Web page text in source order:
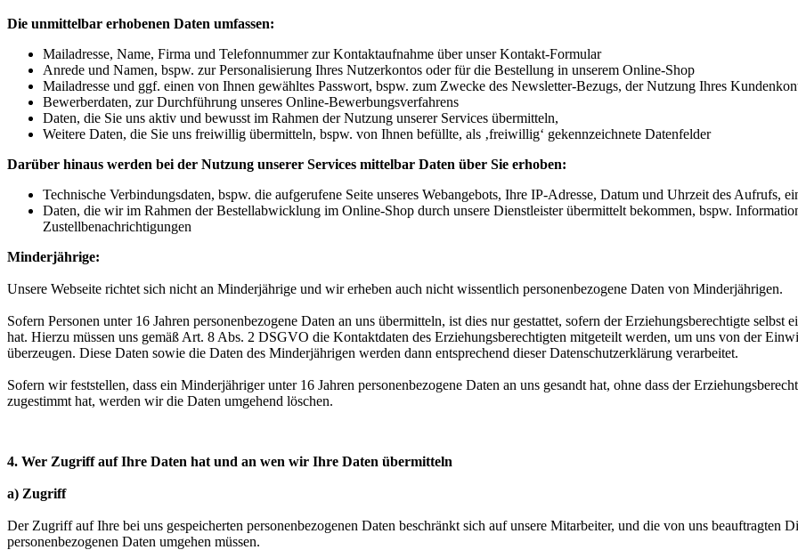
Die unmittelbar erhobenen Daten umfassen:
Mailadresse, Name, Firma und Telefonnummer zur Kontaktaufnahme über unser Kontakt-Formular
Anrede und Namen, bspw. zur Personalisierung Ihres Nutzerkontos oder für die Bestellung in unserem Online-Shop
Mailadresse und ggf. einen von Ihnen gewähltes Passwort, bspw. zum Zwecke des Newsletter-Bezugs, der Nutzung Ihres
Bewerberdaten, zur Durchführung unseres Online-Bewerbungsverfahrens
Daten, die Sie uns aktiv und bewusst im Rahmen der Nutzung unserer Services übermitteln,
Weitere Daten, die Sie uns freiwillig übermitteln, bspw. von Ihnen befüllte, als ‚freiwillig‘ gekennzeichnete Datenfelder
Darüber hinaus werden bei der Nutzung unserer Services mittelbar Daten über Sie erhoben:
Technische Verbindungsdaten, bspw. die aufgerufene Seite unseres Webangebots, Ihre IP-Adresse, Datum und Uhrzeit des Aufrufs,
Daten, die wir im Rahmen der Bestellabwicklung im Online-Shop durch unsere Dienstleister übermittelt bekommen, bspw.
Zustellbenachrichtigungen
Minderjährige:
Unsere Webseite richtet sich nicht an Minderjährige und wir erheben auch nicht wissentlich personenbezogene Daten von Minderjährigen.
Sofern Personen unter 16 Jahren personenbezogene Daten an uns übermitteln, ist dies nur gestattet, sofern der Erziehungsberechtigte
hat. Hierzu müssen uns gemäß Art. 8 Abs. 2 DSGVO die Kontaktdaten des Erziehungsberechtigten mitgeteilt werden, um uns von der
überzeugen. Diese Daten sowie die Daten des Minderjährigen werden dann entsprechend dieser Datenschutzerklärung verarbeitet.
Sofern wir feststellen, dass ein Minderjähriger unter 16 Jahren personenbezogene Daten an uns gesandt hat, ohne dass der
zugestimmt hat, werden wir die Daten umgehend löschen.
4. Wer Zugriff auf Ihre Daten hat und an wen wir Ihre Daten übermitteln
a) Zugriff
Der Zugriff auf Ihre bei uns gespeicherten personenbezogenen Daten beschränkt sich auf unsere Mitarbeiter, und die von uns beauftragten
personenbezogenen Daten umgehen müssen.